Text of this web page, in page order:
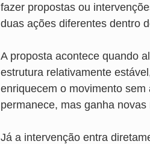
fazer propostas ou
duas ações diferentes dentro
A proposta acontece quando
estrutura relativamente
enriquecem o movimento
permanece, mas ganha novas
Já a intervenção entra